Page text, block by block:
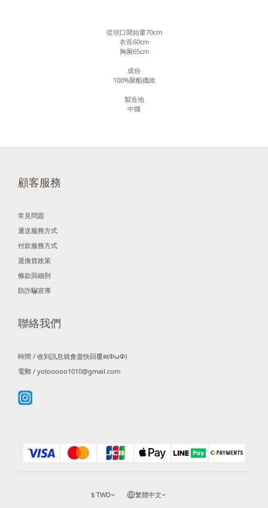
從領口開始量70cm
衣長60cm
胸圍65cm
成份
100%聚酯纖維
製造地
中國
顧客服務
常見問題
運送服務方式
付款服務方式
退換貨政策
條款與細則
防詐騙宣導
聯絡我們
時間 / 收到訊息就會盡快回覆ฅ(ΦωΦ)
電郵 / yolooooo1010@gmail.com
$ TWD 繁體中文